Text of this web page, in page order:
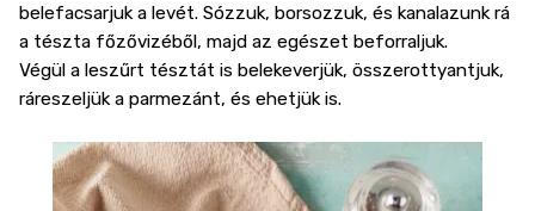
belefacsarjuk a levét. Sózzuk, borsozzuk, és kanalazunk rá
a tészta főzővizéből, majd az egészet beforraljuk.
Végül a leszűrt tésztát is belekeverjük, összerottyantjuk,
ráreszeljük a parmezánt, és ehetjük is.